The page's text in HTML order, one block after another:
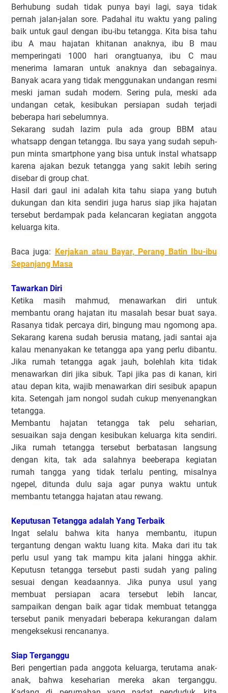
Berhubung sudah tidak punya bayi lagi, saya tidak
pernah jalan-jalan sore. Padahal itu waktu yang paling
baik untuk gaul dengan ibu-ibu tetangga. Kita bisa tahu
ibu A mau hajatan khitanan anaknya, ibu B mau
memperingati 1000 hari orangtuanya, ibu C mau
menerima lamaran untuk anaknya dan sebagainya.
Banyak acara yang tidak menggunakan undangan resmi
meski jaman sudah modern. Sering pula, meski ada
undangan cetak, kesibukan persiapan sudah terjadi
beberapa hari sebelumnya.
Sekarang sudah lazim pula ada group BBM atau
whatsapp dengan tetangga. Ibu saya yang sudah sepuh-
pun minta smartphone yang bisa untuk instal whatsapp
karena ajakan bezuk tetangga yang sakit lebih sering
disebar di group chat.
Hasil dari gaul ini adalah kita tahu siapa yang butuh
dukungan dan kita sendiri juga harus siap jika hajatan
tersebut berdampak pada kelancaran kegiatan anggota
keluarga kita.
Baca juga: Kerjakan atau Bayar, Perang Batin Ibu-ibu
Sepanjang Masa
Tawarkan Diri
Ketika masih mahmud, menawarkan diri untuk
membantu orang hajatan itu masalah besar buat saya.
Rasanya tidak percaya diri, bingung mau ngomong apa.
Sekarang karena sudah berusia matang, jadi santai aja
kalau menanyakan ke tetangga apa yang perlu dibantu.
Jika rumah tetangga agak jauh, bolehlah kita tidak
menawarkan diri jika sibuk. Tapi jika pas di kanan, kiri
atau depan kita, wajib menawarkan diri sesibuk apapun
kita. Setengah jam nongol sudah cukup menyenangkan
tetangga.
Membantu hajatan tetangga tak pelu seharian,
sesuaikan saja dengan kesibukan keluarga kita sendiri.
Jika rumah tetangga tersebut berbatasan langsung
dengan kita, tak ada salahnya beeberapa kegiatan
rumah tangga yang tidak terlalu penting, misalnya
ngepel, ditunda dulu saja agar punya waktu untuk
membantu tetangga hajatan atau rewang.
Keputusan Tetangga adalah Yang Terbaik
Ingat selalu bahwa kita hanya membantu, itupun
tergantung dengan waktu luang kita. Maka dari itu tak
perlu usul yang tak mampu kita jalani hingga akhir.
Keputusn tetangga tersebut pasti sudah yang paling
sesuai dengan keadaannya. Jika punya usul yang
membuat persiapan acara tersebut lebih lancar,
sampaikan dengan baik agar tidak membuat tetangga
tersebut panik menyadari beberapa kekurangan dalam
mengeksekusi rencananya.
Siap Terganggu
Beri pengertian pada anggota keluarga, terutama anak-
anak, bahwa keseharian mereka akan terganggu.